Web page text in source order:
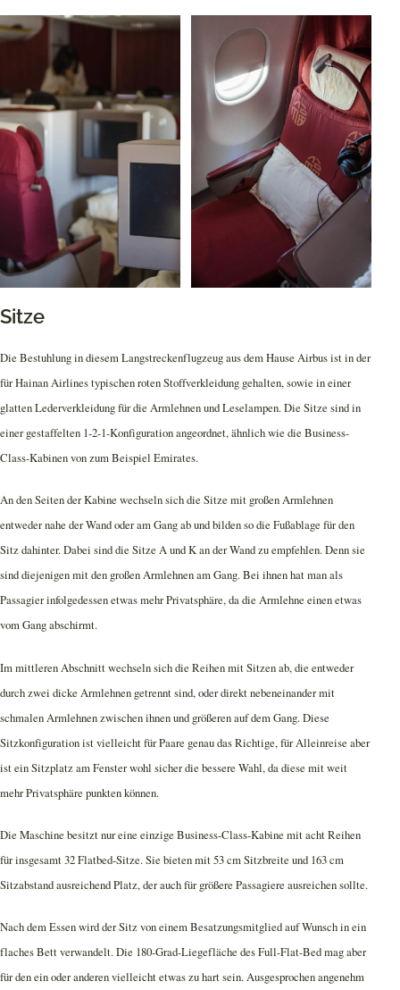
Sitze
Die Bestuhlung in diesem Langstreckenflugzeug aus dem Hause Airbus ist in der
für Hainan Airlines typischen roten Stoffverkleidung gehalten, sowie in einer
glatten Lederverkleidung für die Armlehnen und Leselampen. Die Sitze sind in
einer gestaffelten 1-2-1-Konfiguration angeordnet, ähnlich wie die Business-
Class-Kabinen von zum Beispiel Emirates.
An den Seiten der Kabine wechseln sich die Sitze mit großen Armlehnen
entweder nahe der Wand oder am Gang ab und bilden so die Fußablage für den
Sitz dahinter. Dabei sind die Sitze A und K an der Wand zu empfehlen. Denn sie
sind diejenigen mit den großen Armlehnen am Gang. Bei ihnen hat man als
Passagier infolgedessen etwas mehr Privatsphäre, da die Armlehne einen etwas
vom Gang abschirmt.
Im mittleren Abschnitt wechseln sich die Reihen mit Sitzen ab, die entweder
durch zwei dicke Armlehnen getrennt sind, oder direkt nebeneinander mit
schmalen Armlehnen zwischen ihnen und größeren auf dem Gang. Diese
Sitzkonfiguration ist vielleicht für Paare genau das Richtige, für Alleinreise aber
ist ein Sitzplatz am Fenster wohl sicher die bessere Wahl, da diese mit weit
mehr Privatsphäre punkten können.
Die Maschine besitzt nur eine einzige Business-Class-Kabine mit acht Reihen
für insgesamt 32 Flatbed-Sitze. Sie bieten mit 53 cm Sitzbreite und 163 cm
Sitzabstand ausreichend Platz, der auch für größere Passagiere ausreichen sollte.
Nach dem Essen wird der Sitz von einem Besatzungsmitglied auf Wunsch in ein
flaches Bett verwandelt. Die 180-Grad-Liegefläche des Full-Flat-Bed mag aber
für den ein oder anderen vielleicht etwas zu hart sein. Ausgesprochen angenehm